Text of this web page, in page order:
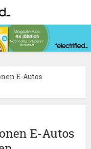
E-Autos
E-Autos